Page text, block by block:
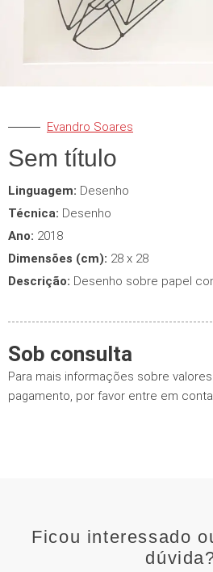
Evandro Soares
Sem título
Linguagem: Desenho
Técnica: Desenho
Ano: 2018
Dimensões (cm): 28 x 28
Descrição: Desenho sobre papel
Sob consulta
Para mais informações sobre
pagamento, por favor entre em
Ficou interessado